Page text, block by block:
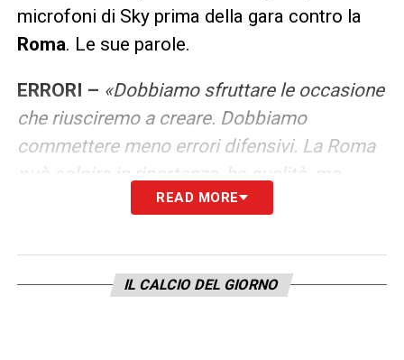
microfoni di Sky prima della gara contro la
Roma. Le sue parole.
ERRORI – «Dobbiamo sfruttare le occasione
che riusciremo a creare. Dobbiamo
commettere meno errori difensivi. La Roma
può colpire in ripartenza, ha qualità, ma
settimana scorsa hanno segnato su rigore e
esperienza e sta facendo un ottimo lavoro. È
molto affidabile».
READ MORE
IL CALCIO DEL GIORNO